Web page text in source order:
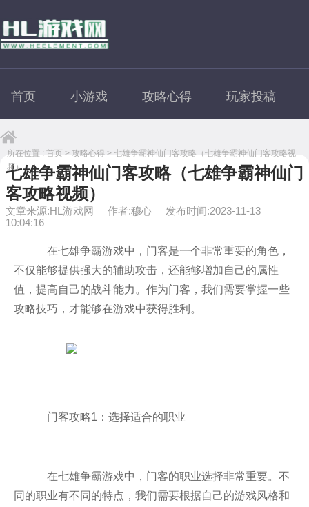
首页 小游戏 攻略心得 玩家投稿
所在位置 : 首页 > 攻略心得 > 七雄争霸神仙门客攻略（七雄争霸神仙门客攻略视
频）
七雄争霸神仙门客攻略（七雄争霸神仙门
客攻略视频）
文章来源:HL游戏网 作者:穆心
发布时间:2023-11-13
10:04:16
在七雄争霸游戏中，门客是一个非常重要的角色，
不仅能够提供强大的辅助攻击，还能够增加自己的属性
值，提高自己的战斗能力。作为门客，我们需要掌握一些
攻略技巧，才能够在游戏中获得胜利。
门客攻略1：选择适合的职业
在七雄争霸游戏中，门客的职业选择非常重要。不
同的职业有不同的特点，我们需要根据自己的游戏风格和